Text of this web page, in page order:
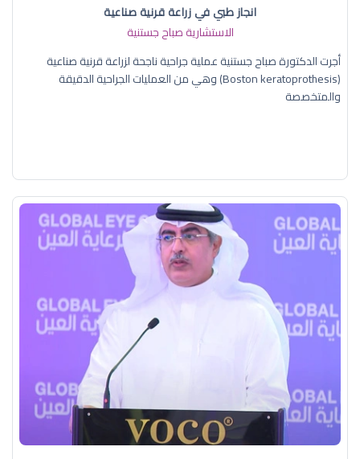
انجاز طبي في زراعة قرنية صناعية
الاستشارية صباح جستنية
أجرت الدكتورة صباح جستنية عملية جراحية ناجحة لزراعة قرنية صناعية
(Boston keratoprothesis) وهي من العمليات الجراحية الدقيقة
والمتخصصة